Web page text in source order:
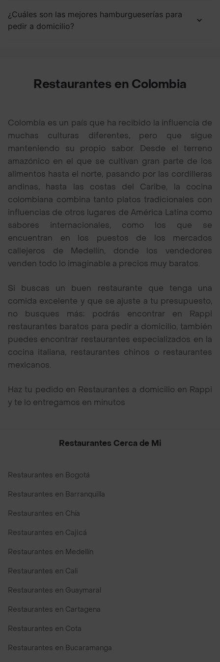
¿Cuáles son las mejores hamburgueserías para
pedir a domicilio?
Restaurantes en Colombia
Colombia es un país que ha recibido la influencia de
muchas culturas diferentes, pero que sigue
manteniendo su propio sabor. Desde el terreno
amazónico en el que se cultivan gran parte de los
alimentos hasta el norte, pasando por las cordilleras
andinas, hasta las costas del Caribe, la cocina
colombiana combina tanto platos tradicionales con
influencias de otros lugares de América Latina como
sabores internacionales, como los que se
encuentran en los puestos de los mercados
callejeros de Medellín, donde los vendedores
venden todo lo imaginable a precios muy baratos.
Si buscas un buen restaurante que tenga una
comida excelente y que se ajuste a tu presupuesto,
no busques más; podrás encontrar en Rappi
restaurantes baratos para pedir a domicilio, también
puedes encontrar restaurantes especializados en la
cocina italiana, restaurantes chinos o restaurantes
mexicanos.
Haz tu pedido en Restaurantes a domicilio en Rappi
y te lo entregamos en minutos
Restaurantes Cerca de Mi
Restaurantes en Bogotá
Restaurantes en Barranquilla
Restaurantes en Chía
Restaurantes en Cajicá
Restaurantes en Medellín
Restaurantes en Cali
Restaurantes en Guaymaral
Restaurantes en Cartagena
Restaurantes en Cota
Restaurantes en Bucaramanga